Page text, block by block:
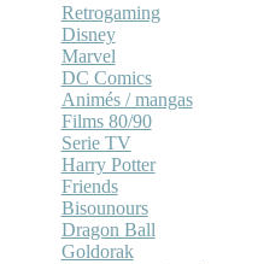
Retrogaming
Disney
Marvel
DC Comics
Animés / mangas
Films 80/90
Serie TV
Harry Potter
Friends
Bisounours
Dragon Ball
Goldorak